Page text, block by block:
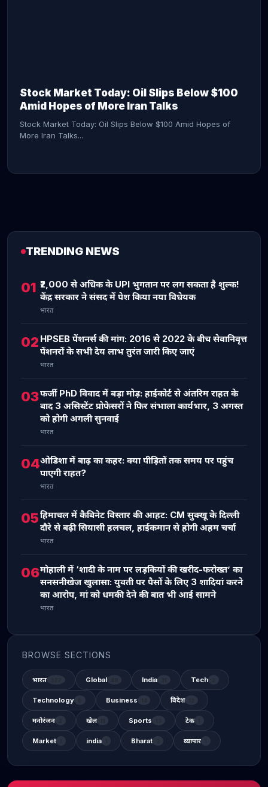
Stock Market Today: Oil Slips Below $100
Amid Hopes of More Iran Talks
Stock Market Today: Oil Slips Below $100 Amid Hopes of
More Iran Talks...
TRENDING NEWS
01 ₹2,000 से अधिक के UPI भुगतान पर लग सकता है शुल्क!
केंद्र सरकार ने संसद में पेश किया नया विधेयक
भारत
02 HPSEB पेंशनर्स की मांग: 2016 से 2022 के बीच सेवानिवृत्त
पेंशनरों के सभी देय लाभ तुरंत जारी किए जाएं
भारत
03फर्जी PhD विवाद में बड़ा मोड़: हाईकोर्ट से अंतरिम राहत के
बाद 3 असिस्टेंट प्रोफेसरों ने फिर संभाला कार्यभार, 3 अगस्त
को होगी अगली सुनवाई
भारत
04ओडिशा में बाढ़ का कहर: क्या पीड़ितों तक समय पर पहुंच
पाएगी राहत?
भारत
05हिमाचल में कैबिनेट विस्तार की आहट: CM सुक्खू के दिल्ली
दौरे से बढ़ी सियासी हलचल, हाईकमान से होगी अहम चर्चा
भारत
06मोहाली में ‘शादी के नाम पर लड़कियों की खरीद-फरोख्त’ का
सनसनीखेज खुलासा: युवती पर पैसों के लिए 3 शादियां करने
का आरोप, मां को धमकी देने की बात भी आई सामने
भारत
BROWSE SECTIONS
भारत Global India Tech
Technology Business विदेश
मनोरंजन खेल Sports टेक
Market india Bharat व्यापार